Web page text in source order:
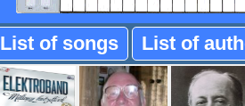
List of songs List of